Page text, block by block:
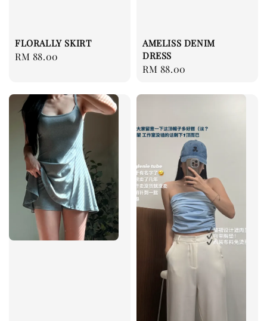
FLORALLY SKIRT
Regular
RM 88.00
AMELISS DENIM
DRESS
Regular
RM 88.00